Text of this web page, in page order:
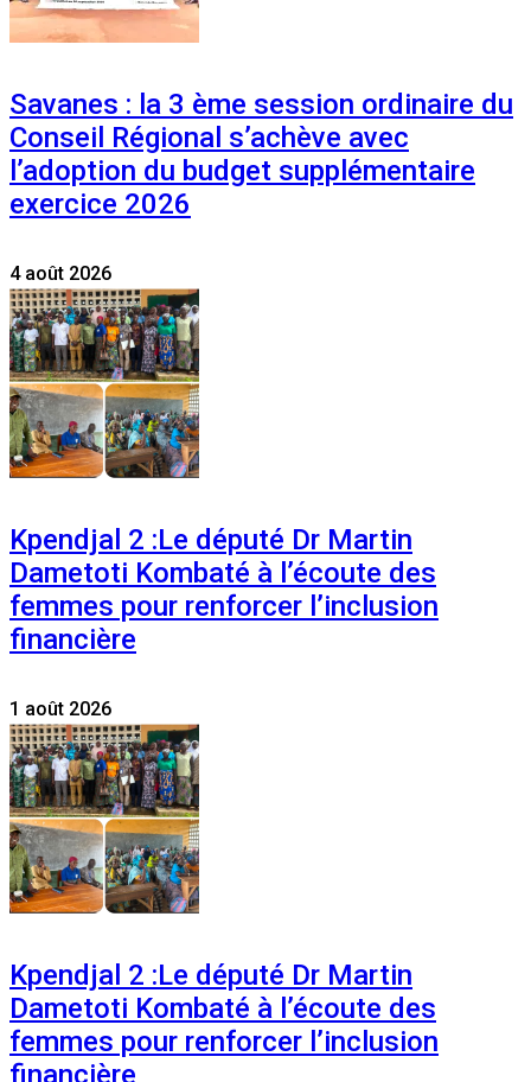
Savanes : la 3 ème session ordinaire du
Conseil Régional s’achève avec
l’adoption du budget supplémentaire
exercice 2026
4 août 2026
Kpendjal 2 :Le député Dr Martin
Dametoti Kombaté à l’écoute des
femmes pour renforcer l’inclusion
financière
1 août 2026
Kpendjal 2 :Le député Dr Martin
Dametoti Kombaté à l’écoute des
femmes pour renforcer l’inclusion
financière